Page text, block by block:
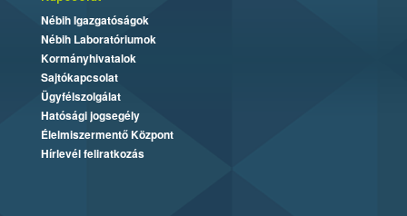
Nébih Igazgatóságok
Nébih Laboratóriumok
Kormányhivatalok
Sajtókapcsolat
Ügyfélszolgálat
Hatósági jogsegély
Élelmiszermentő Központ
Hírlevél feliratkozás